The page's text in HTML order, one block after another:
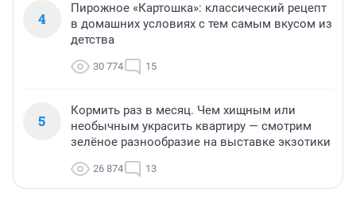
4
Пирожное «Картошка»: классический рецепт
в домашних условиях с тем самым вкусом из
детства
30 774 15
5
Кормить раз в месяц. Чем хищным или
необычным украсить квартиру — смотрим
зелёное разнообразие на выставке экзотики
26 874 13